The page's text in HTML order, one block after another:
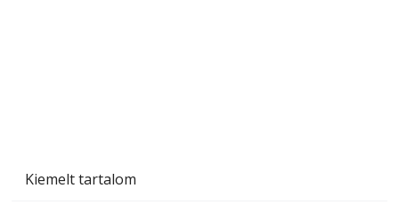
Kiemelt tartalom